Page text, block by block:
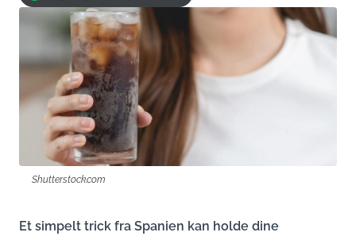
Shutterstock.com
Et simpelt trick fra Spanien kan holde dine